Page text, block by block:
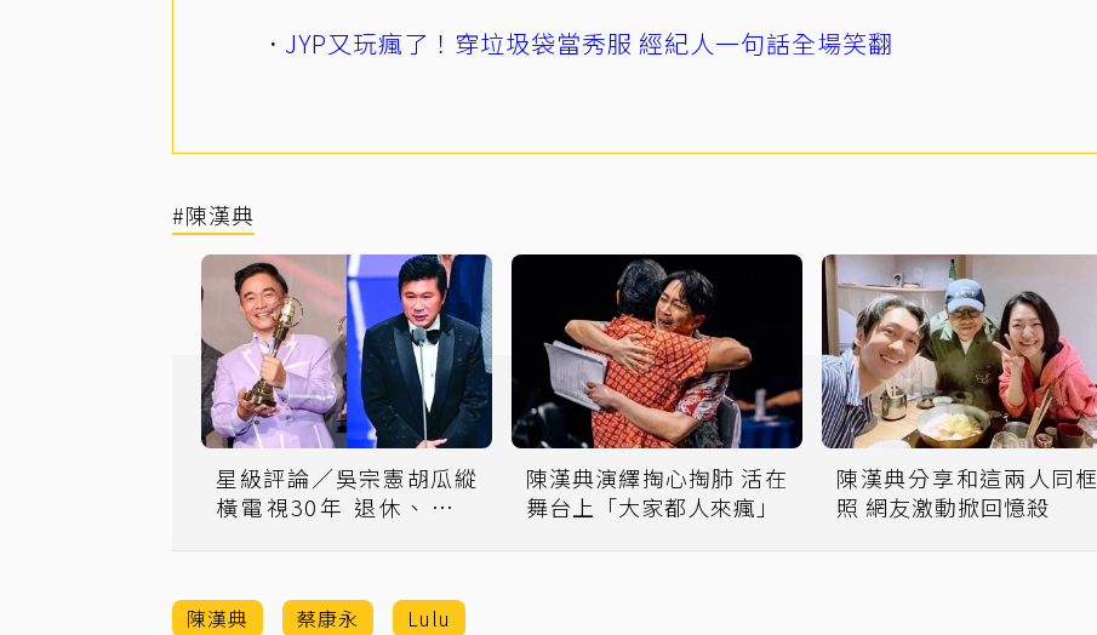
JYP又玩瘋了！穿垃圾袋當秀服 經紀人一句話全場笑翻
#陳漢典
星級評論／吳宗憲胡瓜縱
橫電視30年 退休、交棒
陳漢典演繹掏心掏肺 活在
舞台上「大家都人來瘋」
陳漢典分享和這兩人同框
照 網友激動掀回憶殺
陳漢典 蔡康永 Lulu